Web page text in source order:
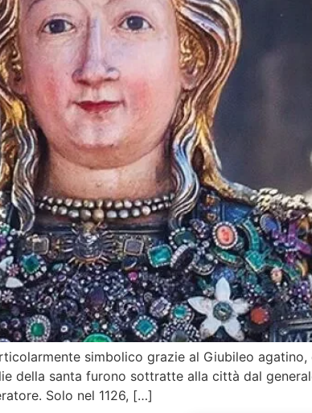
simbolico grazie al Giubileo
della santa furono sottratte alla città dal
Solo nel 1126, […]